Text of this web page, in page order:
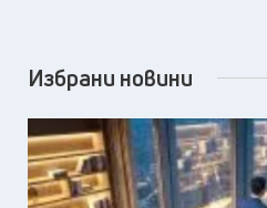
Избрани новини